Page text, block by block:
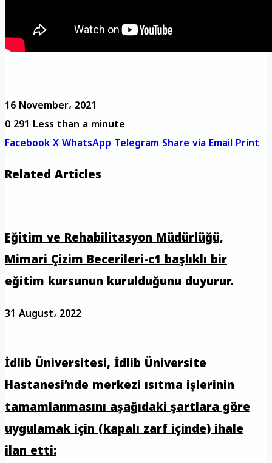
16 November، 2021
0291 Less than a minute
FacebookXWhatsAppTelegramShare via EmailPrint
Related Articles
Eğitim ve Rehabilitasyon Müdürlüğü,
Mimari Çizim Becerileri-c1 başlıklı bir
eğitim kursunun kurulduğunu duyurur.
31 August، 2022
İdlib Üniversitesi, İdlib Üniversite
Hastanesi’nde merkezi ısıtma işlerinin
tamamlanmasını aşağıdaki şartlara göre
uygulamak için (kapalı zarf içinde) ihale
ilan etti: